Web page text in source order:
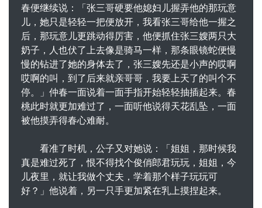
春便继续说：「张三哥硬要他媳妇儿握弄他的那玩意
儿，她只是轻轻一把便放开，我看张三哥给他一握之
后，那玩意儿更跳动得厉害，他便抓住张三嫂两只大
奶子，人也伏了上去像是骑马一样，那条眼镜蛇便慢
慢的钻进了她的身体去了，张三嫂先还是小声的哎啊
哎啊的叫，到了后来就亲哥哥，我要上天了的叫个不
停。」仲春一面说着一面手指开始轻轻抽插起来。春
桃此时就更加难过了，一面听他说得天花乱坠，一面
被他摸弄得春心难耐。
看准了时机，公子又对她说：「姐姐，那时候我
真是难过死了，恨不得找个俊俏郎君玩玩，姐姐，今
儿夜里，就让我做个丈夫，学着那个样子玩玩可
好？」他说着，另一只手更加紧在乳上摸捏起来。